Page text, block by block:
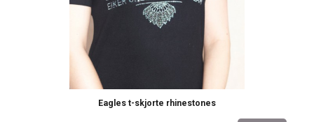
Eagles t-skjorte rhinestones